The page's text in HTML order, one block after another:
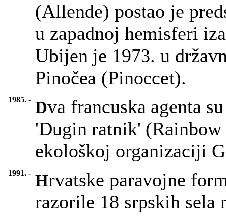
(Allende) postao je
u zapadnoj hemisferi
Ubijen je 1973. u
Pinočea (Pinoccet).
1985. - Dva francuska agenta
'Dugin ratnik'
ekološkoj organizaciji
1991. - Hrvatske paravojne
razorile 18 srpskih sela